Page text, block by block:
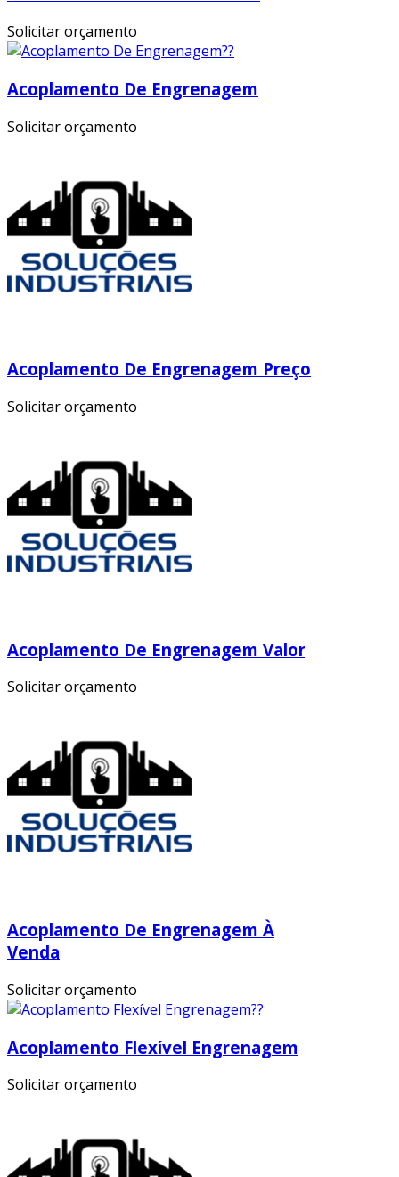
Solicitar orçamento
Acoplamento De Engrenagem
Solicitar orçamento
Acoplamento De Engrenagem Preço
Solicitar orçamento
Acoplamento De Engrenagem Valor
Solicitar orçamento
Acoplamento De Engrenagem À
Venda
Solicitar orçamento
Acoplamento Flexível Engrenagem
Solicitar orçamento